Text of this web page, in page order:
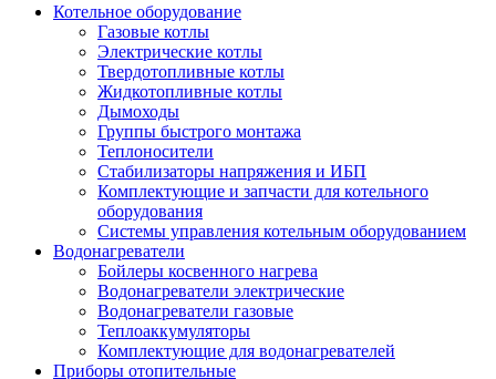
Котельное оборудование
Газовые котлы
Электрические котлы
Твердотопливные котлы
Жидкотопливные котлы
Дымоходы
Группы быстрого монтажа
Теплоносители
Стабилизаторы напряжения и ИБП
Комплектующие и запчасти для котельного
оборудования
Системы управления котельным оборудованием
Водонагреватели
Бойлеры косвенного нагрева
Водонагреватели электрические
Водонагреватели газовые
Теплоаккумуляторы
Комплектующие для водонагревателей
Приборы отопительные